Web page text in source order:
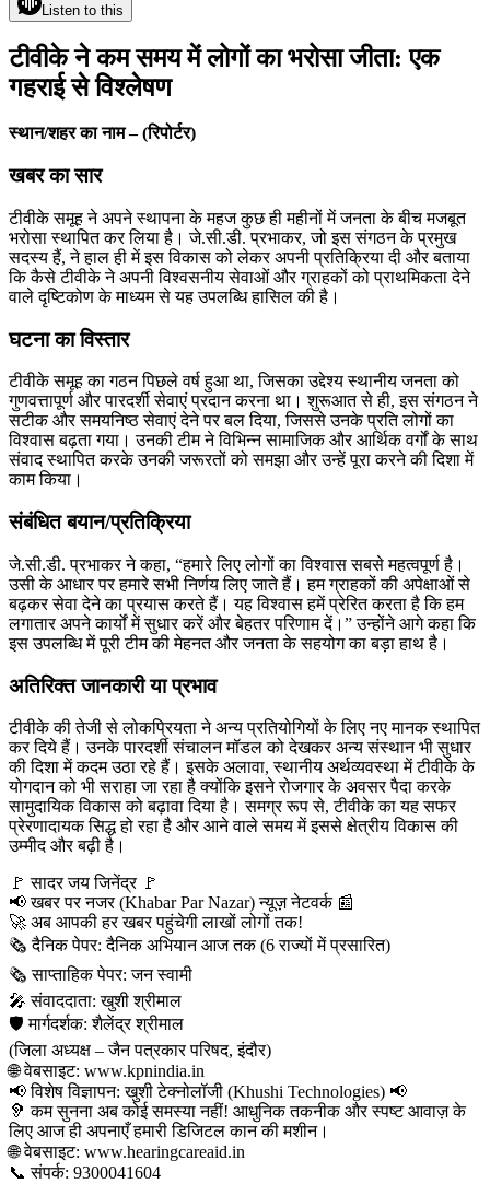
Listen to this
टीवीके ने कम समय में लोगों का भरोसा जीता: एक
गहराई से विश्लेषण
स्थान/शहर का नाम – (रिपोर्टर)
खबर का सार
टीवीके समूह ने अपने स्थापना के महज कुछ ही महीनों में जनता के बीच मजबूत
भरोसा स्थापित कर लिया है। जे.सी.डी. प्रभाकर, जो इस संगठन के प्रमुख
सदस्य हैं, ने हाल ही में इस विकास को लेकर अपनी प्रतिक्रिया दी और बताया
कि कैसे टीवीके ने अपनी विश्वसनीय सेवाओं और ग्राहकों को प्राथमिकता देने
वाले दृष्टिकोण के माध्यम से यह उपलब्धि हासिल की है।
घटना का विस्तार
टीवीके समूह का गठन पिछले वर्ष हुआ था, जिसका उद्देश्य स्थानीय जनता को
गुणवत्तापूर्ण और पारदर्शी सेवाएं प्रदान करना था। शुरूआत से ही, इस संगठन ने
सटीक और समयनिष्ठ सेवाएं देने पर बल दिया, जिससे उनके प्रति लोगों का
विश्वास बढ़ता गया। उनकी टीम ने विभिन्न सामाजिक और आर्थिक वर्गों के साथ
संवाद स्थापित करके उनकी जरूरतों को समझा और उन्हें पूरा करने की दिशा में
काम किया।
संबंधित बयान/प्रतिक्रिया
जे.सी.डी. प्रभाकर ने कहा, “हमारे लिए लोगों का विश्वास सबसे महत्वपूर्ण है।
उसी के आधार पर हमारे सभी निर्णय लिए जाते हैं। हम ग्राहकों की अपेक्षाओं से
बढ़कर सेवा देने का प्रयास करते हैं। यह विश्वास हमें प्रेरित करता है कि हम
लगातार अपने कार्यों में सुधार करें और बेहतर परिणाम दें।” उन्होंने आगे कहा कि
इस उपलब्धि में पूरी टीम की मेहनत और जनता के सहयोग का बड़ा हाथ है।
अतिरिक्त जानकारी या प्रभाव
टीवीके की तेजी से लोकप्रियता ने अन्य प्रतियोगियों के लिए नए मानक स्थापित
कर दिये हैं। उनके पारदर्शी संचालन मॉडल को देखकर अन्य संस्थान भी सुधार
की दिशा में कदम उठा रहे हैं। इसके अलावा, स्थानीय अर्थव्यवस्था में टीवीके के
योगदान को भी सराहा जा रहा है क्योंकि इसने रोजगार के अवसर पैदा करके
सामुदायिक विकास को बढ़ावा दिया है। समग्र रूप से, टीवीके का यह सफर
प्रेरणादायक सिद्ध हो रहा है और आने वाले समय में इससे क्षेत्रीय विकास की
उम्मीद और बढ़ी है।
​🚩 सादर जय जिनेंद्र 🚩
​📢 खबर पर नजर (Khabar Par Nazar) न्यूज़ नेटवर्क 📰
🚀 अब आपकी हर खबर पहुंचेगी लाखों लोगों तक!
​🗞️ दैनिक पेपर: दैनिक अभियान आज तक (6 राज्यों में प्रसारित)
🗞️ साप्ताहिक पेपर: जन स्वामी
​🎤 संवाददाता: खुशी श्रीमाल
🛡️ मार्गदर्शक: शैलेंद्र श्रीमाल
(जिला अध्यक्ष – जैन पत्रकार परिषद, इंदौर)
​🌐 वेबसाइट: www.kpnindia.in
​📢 विशेष विज्ञापन: खुशी टेक्नोलॉजी (Khushi Technologies) 📢
🦻 कम सुनना अब कोई समस्या नहीं! आधुनिक तकनीक और स्पष्ट आवाज़ के
लिए आज ही अपनाएँ हमारी डिजिटल कान की मशीन।
​🌐 वेबसाइट: www.hearingcareaid.in
📞 संपर्क: 9300041604